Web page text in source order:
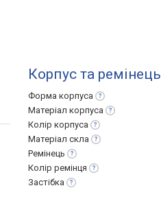
Корпус та ремінець
Форма корпуса
Матеріал корпуса
Колір корпуса
Матеріал скла
Ремінець
Колір ремінця
Застібка